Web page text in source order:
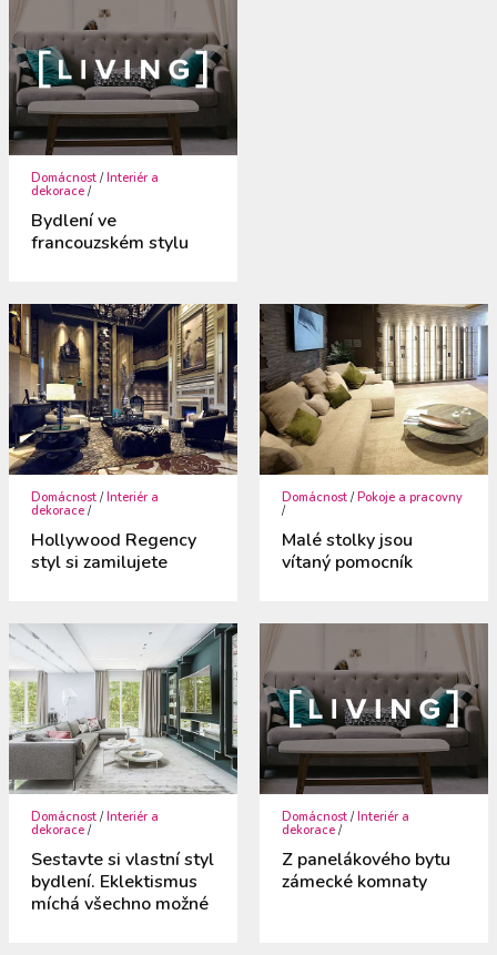
Domácnost /Interiér a
dekorace /
Bydlení ve
francouzském stylu
Domácnost / Interiér a
dekorace /
Hollywood Regency
styl si zamilujete
Domácnost / Pokoje a pracovny
/
Malé stolky jsou
vítaný pomocník
Domácnost /Interiér a
dekorace /
Sestavte si vlastní styl
bydlení. Eklektismus
míchá všechno možné
Domácnost /Interiér a
dekorace /
Z panelákového bytu
zámecké komnaty